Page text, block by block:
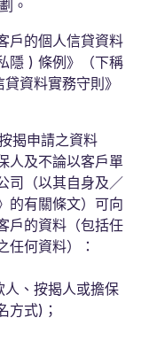
。
戶的個人信貸資料
隱 ) 條例》（下稱
資料實務守則》
揭申請之資料
人及不論以客戶單
司（以其自身及／
的有關條文）可向
戶的資料（包括任
任何資料）：
、按揭人或擔保
方式)；